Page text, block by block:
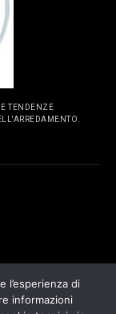
TENDENZE
l’esperienza di
informazioni